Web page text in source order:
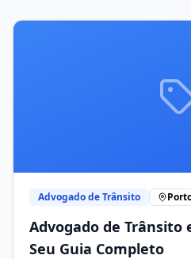
Advogado de Trânsito
Advogado de Trânsito
Seu Guia Completo